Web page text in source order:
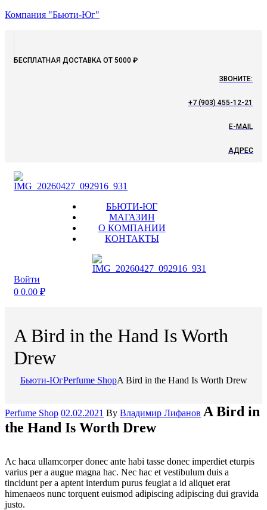
Компания "Бьюти-Юг"
БЕСПЛАТНАЯ ДОСТАВКА ОТ 5000 ₽
ЗВОНИТЕ:
+7 (903) 455-12-21
E-MAIL
АДРЕС
БЬЮТИ-ЮГ
МАГАЗИН
О КОМПАНИИ
КОНТАКТЫ
Войти
0 0.00 ₽
A Bird in the Hand Is Worth
Drew
Бьюти-ЮгPerfume ShopA Bird in the Hand Is Worth Drew
Categories
Perfume Shop 02.02.2021 By Владимир Лифанов A Bird in
the Hand Is Worth Drew
Ac haca ullamcorper donec ante habi tasse donec imperdiet eturpis
varius per a augue magna hac. Nec hac et vestibulum duis a
tincidunt per a aptent interdum purus feugiat a id aliquet erat
himenaeos nunc torquent euismod adipiscing adipiscing dui gravida
justo.